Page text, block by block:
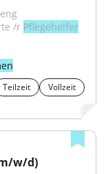
/r Pflegehelfer
Teilzeit
Vollzeit
w/d)